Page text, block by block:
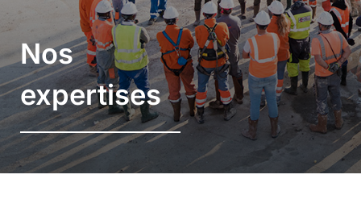
Nos
expertises